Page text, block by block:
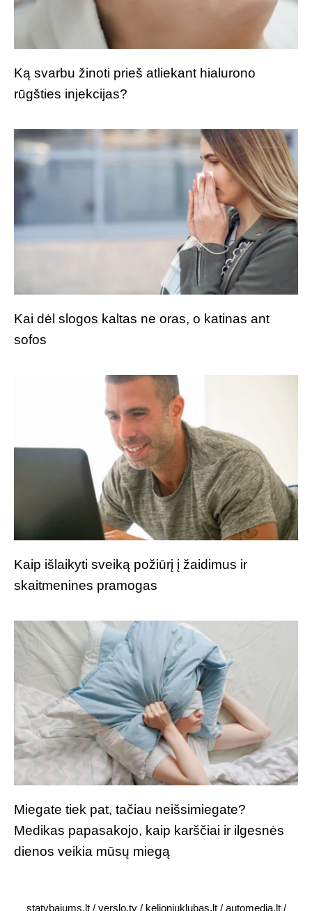
Ką svarbu žinoti prieš atliekant hialurono
rūgšties injekcijas?
Kai dėl slogos kaltas ne oras, o katinas ant
sofos
Kaip išlaikyti sveiką požiūrį į žaidimus ir
skaitmenines pramogas
Miegate tiek pat, tačiau neišsimiegate?
Medikas papasakojo, kaip karščiai ir ilgesnės
dienos veikia mūsų miegą
statybajums.lt/ verslo.tv/ kelioniuklubas.lt/ automedia.lt/